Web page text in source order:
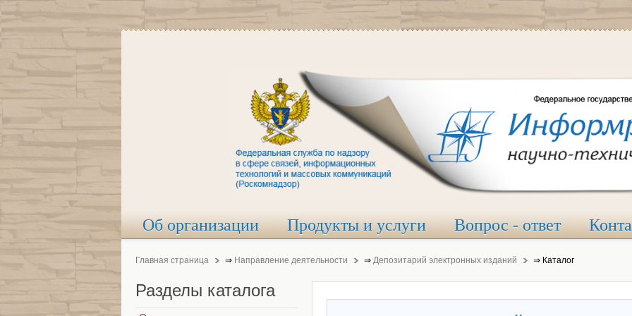
Об организации Продукты и услуги Вопрос - ответ
Главная страница ⇒ Направление деятельности ⇒ Депозитарий электронных изданий ⇒ Каталог
Разделы каталога